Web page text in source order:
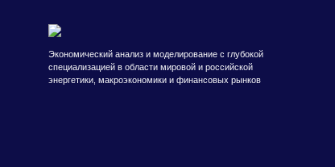
Экономический анализ и моделирование с глубокой
специализацией в области мировой и российской
энергетики, макроэкономики и финансовых рынков